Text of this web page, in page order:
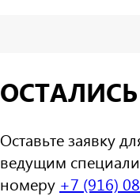
Оставьте заявку
ведущим
номеру +7 (916)